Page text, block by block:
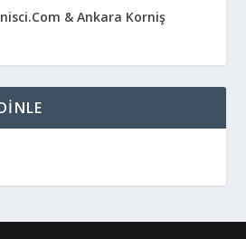
& Ankara Korniş